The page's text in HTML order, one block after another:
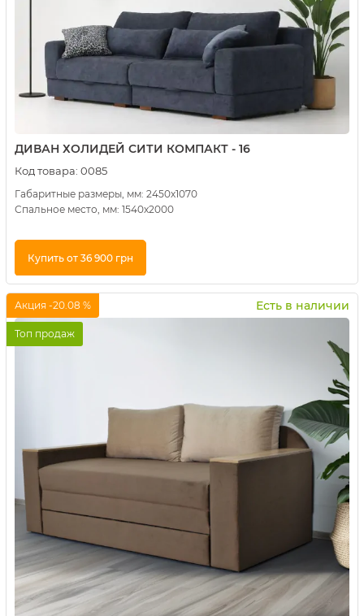
ДИВАН ХОЛИДЕЙ СИТИ КОМПАКТ - 16
Код товара: 0085
Габаритные размеры, мм: 2450х1070
Спальное место, мм: 1540х2000
Купить от 36 900 грн
Купить в 1 клик
Есть в наличии
Акция -20.08 %
Топ продаж